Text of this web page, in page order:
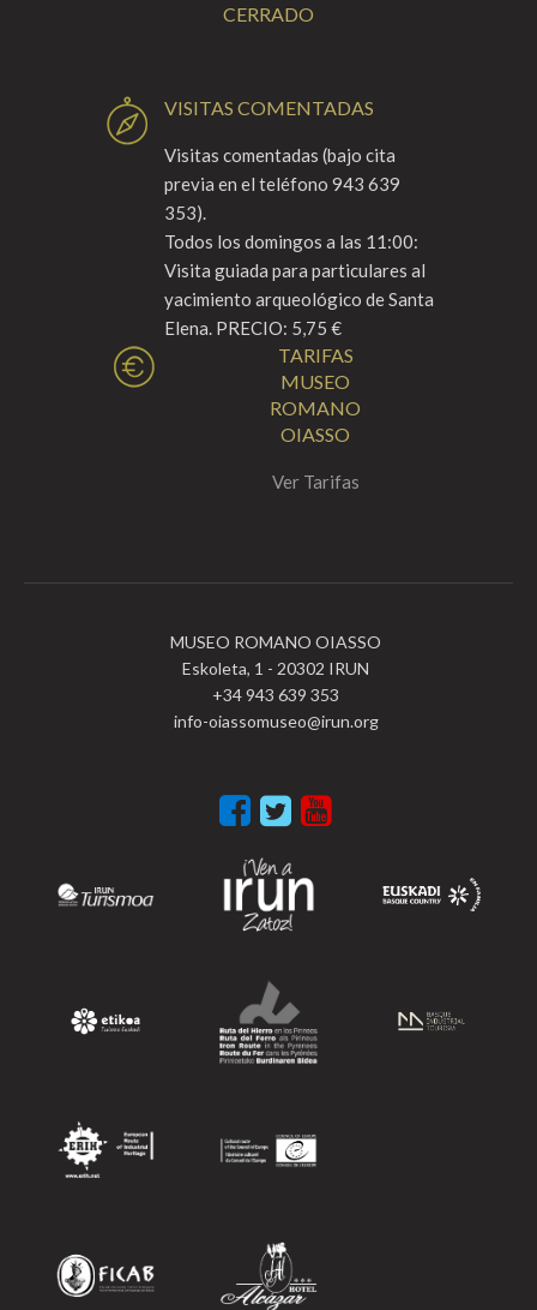
CERRADO
VISITAS COMENTADAS
Visitas comentadas (bajo cita
previa en el teléfono 943 639
353).
Todos los domingos a las 11:00:
Visita guiada para particulares al
yacimiento arqueológico de Santa
Elena. PRECIO: 5,75 €
TARIFAS
MUSEO
ROMANO
OIASSO
Ver Tarifas
MUSEO ROMANO OIASSO
Eskoleta, 1 - 20302 IRUN
+34 943 639 353
info-oiassomuseo@irun.org